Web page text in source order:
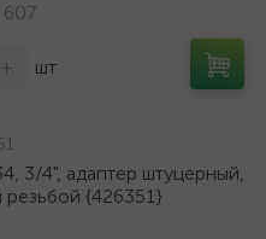
607
+ шт
3/4", адаптер штуцерный,
резьбой {426351}